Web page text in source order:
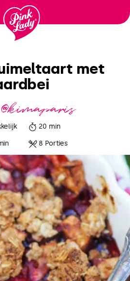
met
20 min
8 Porties